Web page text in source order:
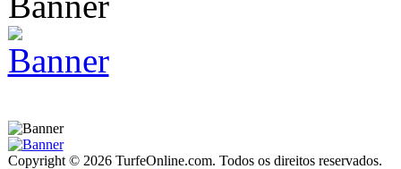
Copyright © 2026 TurfeOnline.com. Todos os direitos reservados.